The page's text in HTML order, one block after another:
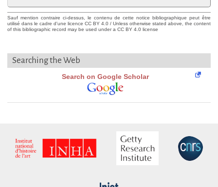
Sauf mention contraire ci-dessus, le contenu de cette notice bibliographique peut être
utilisé dans le cadre d'une licence CC BY 4.0 / Unless otherwise stated above, the content
of this bibliographic record may be used under a CC BY 4.0 license
Searching the Web
Search on Google Scholar